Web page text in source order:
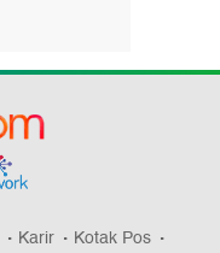
Karir Kotak Pos